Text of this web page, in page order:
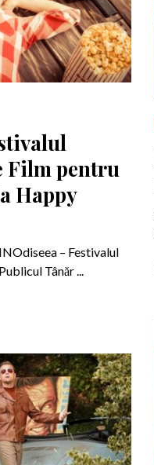
Film pentru
Happy
– Festivalul
Tânăr ...